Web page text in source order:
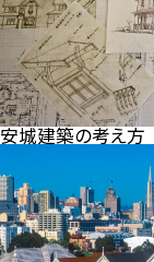
安城建築の考え方